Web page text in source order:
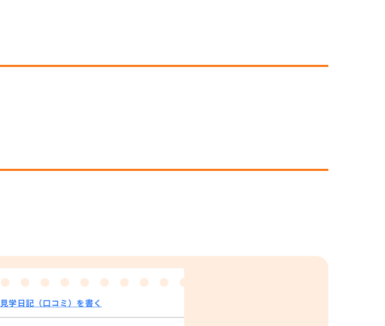
見学日記（口コミ）を書く